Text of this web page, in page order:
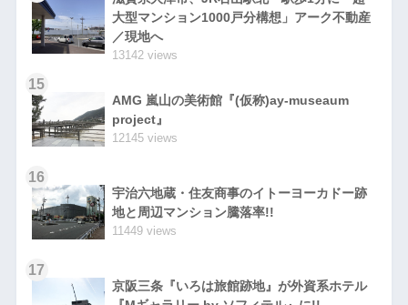
大型マンション1000戸分構想」アーク不動産
／現地へ
13142 views
15
AMG 嵐山の美術館『(仮称)ay-museaum
project』
12145 views
16
宇治六地蔵・住友商事のイトーヨーカドー跡
地と周辺マンション騰落率!!
11449 views
17
京阪三条『いろは旅館跡地』が外資系ホテル